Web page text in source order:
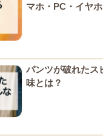
マホ・PC・イヤ
パンツが破れたス
味とは？